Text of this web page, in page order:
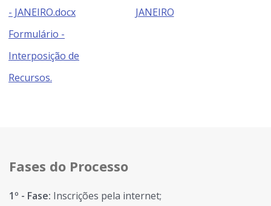
- JANEIRO.docx
Formulário -
Interposição de
Recursos.
JANEIRO
Fases do Processo
1º - Fase: Inscrições pela internet;